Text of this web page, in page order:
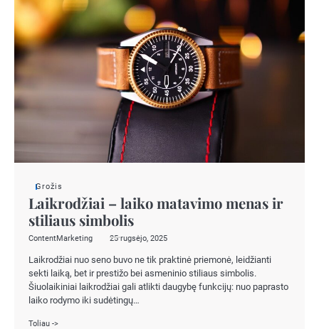
Grožis
Laikrodžiai – laiko matavimo menas ir
stiliaus simbolis
ContentMarketing 25 rugsėjo, 2025
Laikrodžiai nuo seno buvo ne tik praktinė priemonė, leidžianti
sekti laiką, bet ir prestižo bei asmeninio stiliaus simbolis.
Šiuolaikiniai laikrodžiai gali atlikti daugybę funkcijų: nuo paprasto
laiko rodymo iki sudėtingų…
Toliau ->